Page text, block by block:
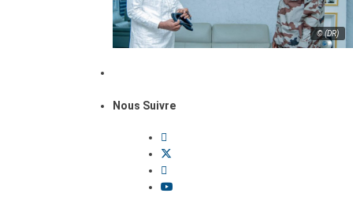
© (DR)
Nous Suivre